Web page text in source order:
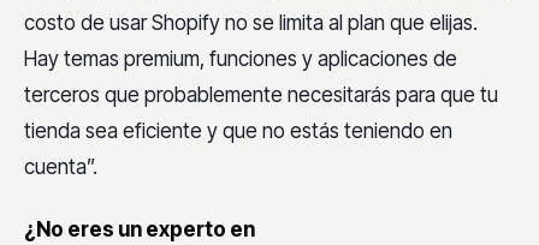
costo de usar Shopify no se limita al plan que elijas.
Hay temas premium, funciones y aplicaciones de
terceros que probablemente necesitarás para que tu
tienda sea eficiente y que no estás teniendo en
cuenta”.
¿No eres un experto en